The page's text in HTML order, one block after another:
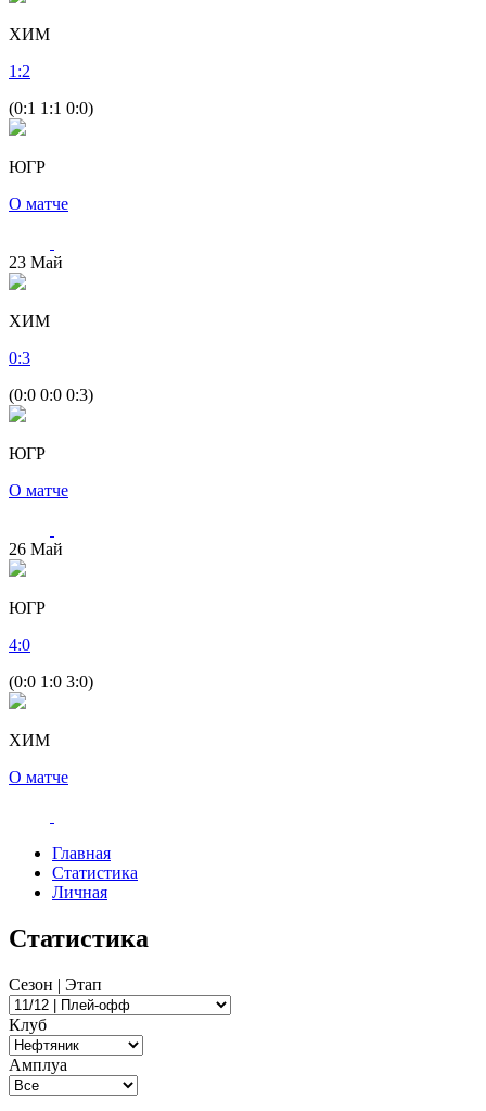
ХИМ
1 :2
(0:1 1:1 0:0)
ЮГР
О матче
23 Май
ХИМ
0:3
(0:0 0:0 0:3)
ЮГР
О матче
26 Май
ЮГР
4:0
(0:0 1:0 3:0)
ХИМ
О матче
Главная
Статистика
Личная
Статистика
Сезон | Этап
Клуб
Амплуа